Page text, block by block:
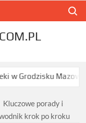
dają
Kluczowe porady i
krok po kroku